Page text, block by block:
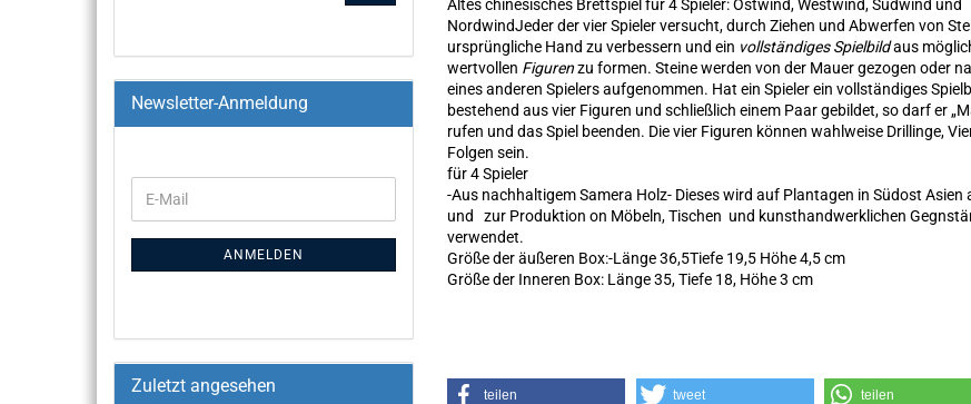
Altes chinesisches Brettspiel für 4 Spieler: Ostwind, Westwind, Südwind und
NordwindJeder der vier Spieler versucht, durch Ziehen und Abwerfen von
ursprüngliche Hand zu verbessern und ein vollständiges Spielbildaus
wertvollen Figurenzu formen. Steine werden von der Mauer gezogen oder
eines anderen Spielers aufgenommen. Hat ein Spieler ein vollständiges
bestehend aus vier Figuren und schließlich einem Paar gebildet, so darf er
rufen und das Spiel beenden. Die vier Figuren können wahlweise Drillinge,
Folgen sein.
für 4 Spieler
-Aus nachhaltigem Samera Holz- Dieses wird auf Plantagen in Südost Asien
und zur Produktion on Möbeln, Tischen und kunsthandwerklichen
verwendet.
Größe der äußeren Box:-Länge 36,5Tiefe 19,5 Höhe 4,5 cm
Größe der Inneren Box: Länge 35, Tiefe 18, Höhe 3 cm
teilen tweet teilen
Newsletter-Anmeldung
ANMELDEN
Zuletzt angesehen